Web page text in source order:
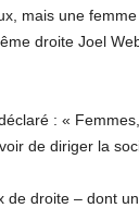
mais une
droite Joel
: «
de diriger la
de droite – dont